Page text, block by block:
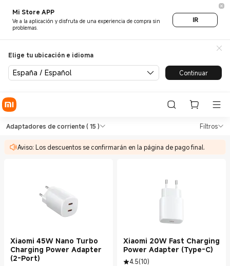
Mi Store APP
Ve a la aplicación y disfruta de una experiencia de compra sin
problemas.
IR
Elige tu ubicación e idioma
España / Español Continuar
Shop Cargas Adaptadores
Adaptadores de corriente( 15 ) Filtros
Aviso: Los descuentos se confirmarán en la página de pago final.
Shop Cargas Adaptadores de
Xiaomi 45W Nano Turbo
Charging Power Adapter
(2-Port)
Xiaomi 20W Fast Charging
Power Adapter (Type-C)
4.5(10)